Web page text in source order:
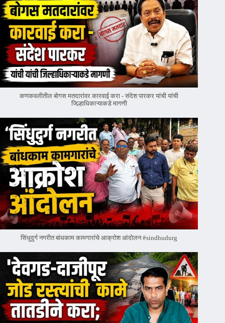
कणकवलीतील बोगस मतदारांवर‌ कारवाई करा - संदेश पारकर यांची यांची
जिल्हाधिकाऱ्याकडे मागणी
सिंधुदुर्ग नगरीत बांधकाम कामगारांचे आक्रोश आंदोलन #sindhudurg